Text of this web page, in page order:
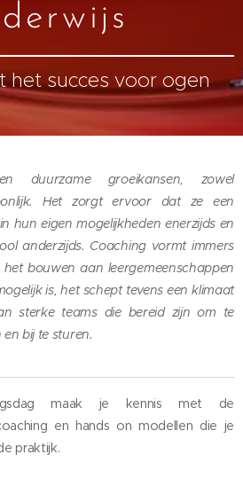
het succes voor ogen
duurzame groeikansen, zowel
Het zorgt ervoor dat ze een
hun eigen mogelijkheden enerzijds en
anderzijds. Coaching vormt immers
bouwen aan leergemeenschappen
is, het schept tevens een klimaat
sterke teams die bereid zijn om te
bij te sturen.
maak je kennis met de
en hands on modellen die je
praktijk.